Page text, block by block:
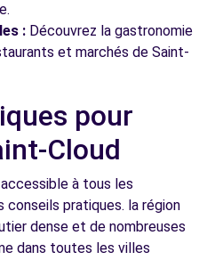
: Découvrez la gastronomie
et marchés de Saint-
pour
Cloud
à tous les
pratiques. la région
dense et de nombreuses
dans toutes les villes